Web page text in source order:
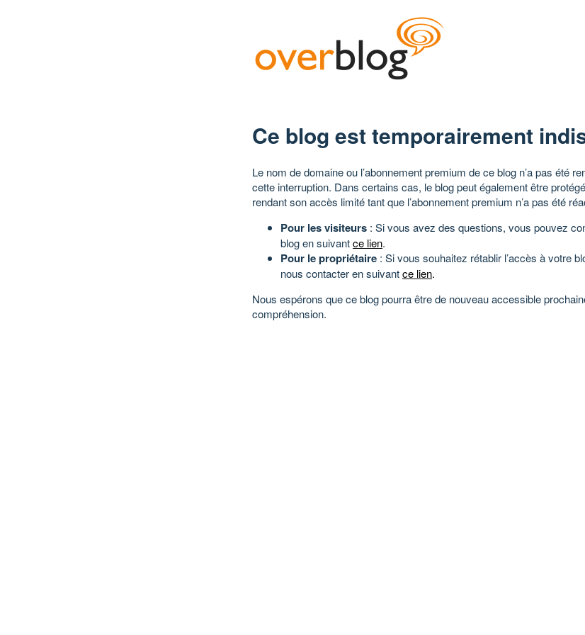
Ce blog est temporairement
Le nom de domaine ou l’abonnement premium de ce blog n’a pas été
cette interruption. Dans certains cas, le blog peut également être
rendant son accès limité tant que l’abonnement premium n’a pas été
Pour les visiteurs : Si vous avez des questions, vous pouvez
blog en suivantce lien.
Pour le propriétaire : Si vous souhaitez rétablir l’accès à votre
nous contacter en suivantce lien.
Nous espérons que ce blog pourra être de nouveau accessible
compréhension.